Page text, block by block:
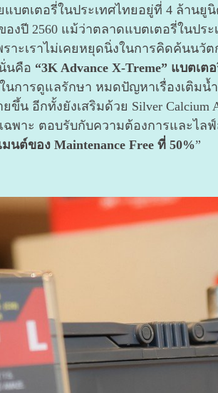
เตอรี่ในประเทศไทยอยู่ที่ 4 ล้านยูนิ
งปี 2560 แม้ว่าตลาดแบตเตอรี่ในปร
ราะเราไม่เคยหยุดนิ่งในการคิดค้นน
นคือ “3K Advance X-Treme” แบตเ
นการดูแลรักษา หมดปัญหาเรื่องเติม
ขึ้น อีกทั้งยังเสริมด้วย Silver
พาะ ตอบรับกับความต้องการและไล
นต์ของ Maintenance Free ที่ 50%”